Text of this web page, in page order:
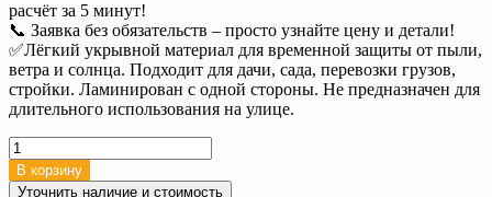
расчёт за 5 минут!
📞 Заявка без обязательств – просто узнайте цену и детали!
✅Лёгкий укрывной материал для временной защиты от пыли,
ветра и солнца. Подходит для дачи, сада, перевозки грузов,
стройки. Ламинирован с одной стороны. Не предназначен для
длительного использования на улице.
Количество
товара
Тент
В корзину
Уточнить наличие и стоимость